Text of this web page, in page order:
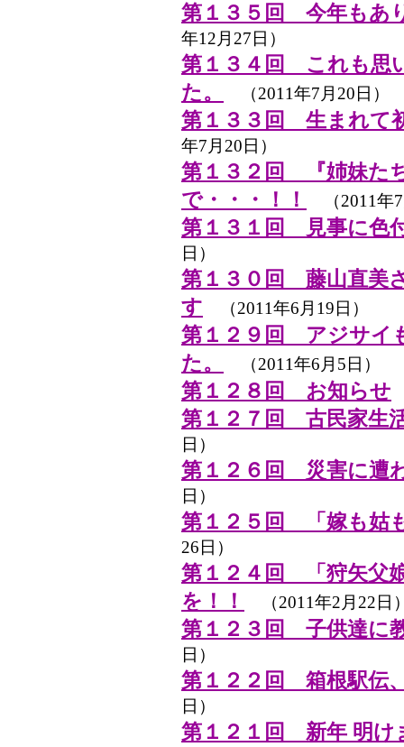
第１３５回 今年もあ
年12月27日）
第１３４回 これも思
た。
（2011年7月20日）
第１３３回 生まれて
年7月20日）
第１３２回 『姉妹た
で・・・！！
（2011年
第１３１回 見事に色
日）
第１３０回 藤山直美
す （2011年6月19日）
第１２９回 アジサイ
た。
（2011年6月5日）
第１２８回 お知らせ
第１２７回 古民家生
日）
第１２６回 災害に遭
日）
第１２５回 「嫁も姑
26日）
第１２４回 「狩矢父
を！！
（2011年2月22日
第１２３回 子供達に
日）
第１２２回 箱根駅伝
日）
第１２１回 新年 明け